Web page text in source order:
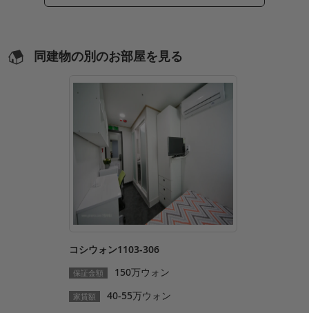
同建物の別のお部屋を見る
コシウォン1103-306
保証金額 150万ウォン
家賃額 40-55万ウォン